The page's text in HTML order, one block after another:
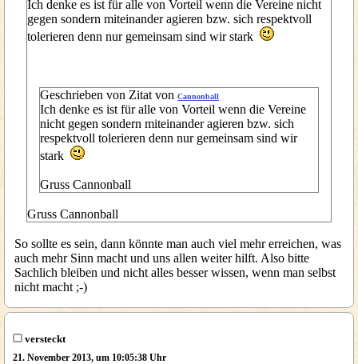
Ich denke es ist für alle von Vorteil wenn die Vereine nicht
gegen sondern miteinander agieren bzw. sich respektvoll
tolerieren denn nur gemeinsam sind wir stark
Geschrieben von Zitat von Cannonball
Ich denke es ist für alle von Vorteil wenn die Vereine
nicht gegen sondern miteinander agieren bzw. sich
respektvoll tolerieren denn nur gemeinsam sind wir
stark
Gruss Cannonball
Gruss Cannonball
So sollte es sein, dann könnte man auch viel mehr erreichen, was
auch mehr Sinn macht und uns allen weiter hilft. Also bitte
Sachlich bleiben und nicht alles besser wissen, wenn man selbst
nicht macht ;-)
versteckt
21. November 2013, um 10:05:38 Uhr